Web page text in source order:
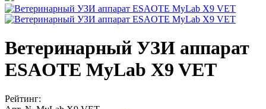
Ветеринарный УЗИ аппарат
ESAOTE MyLab X9 VET
Рейтинг: